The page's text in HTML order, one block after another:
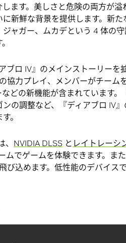
ます。美しさと危険の両方が
新鮮な背景を提供します。新
ジャガー、ムカデという 4 体の
ブロ IV』のメインストーリー
協力プレイ、メンバーがチー
どの新機能が含まれています
の調整など、『ディアブロ IV
。
NVIDIA DLSS と レイトレーシ
ムでゲームを体験できます。ま
び込めます。低性能のデバイス